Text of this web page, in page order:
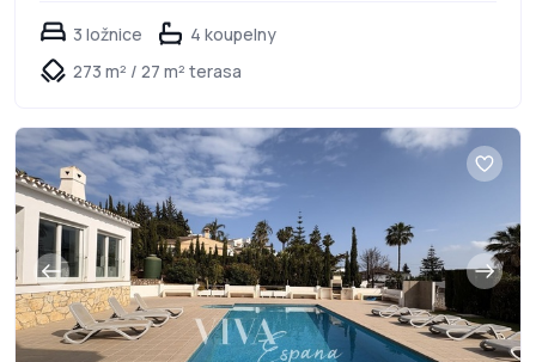
3 ložnice
4 koupelny
273 m² / 27 m² terasa